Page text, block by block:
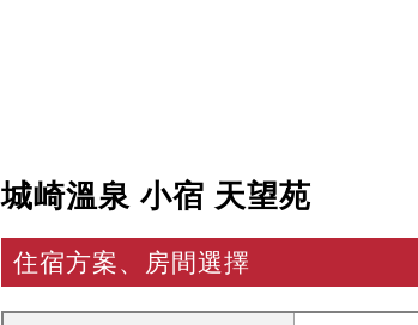
城崎溫泉 小宿 天望苑
住宿方案、房間選擇